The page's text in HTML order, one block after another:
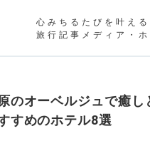
心みちるたびを叶える
旅行記事メディア・
のオーベルジュで癒し
すめのホテル8選